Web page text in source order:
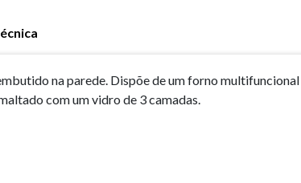
na parede. Dispõe de um forno
com um vidro de 3 camadas.